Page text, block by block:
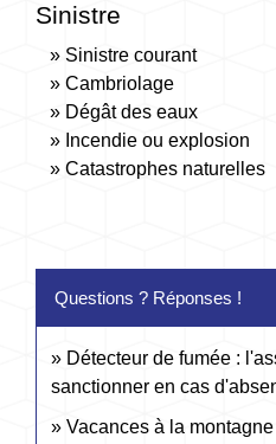
Sinistre
Sinistre courant
Cambriolage
Dégât des eaux
Incendie ou explosion
Catastrophes naturelles
Questions ? Réponses !
Détecteur de fumée :
sanctionner en cas
Vacances à la